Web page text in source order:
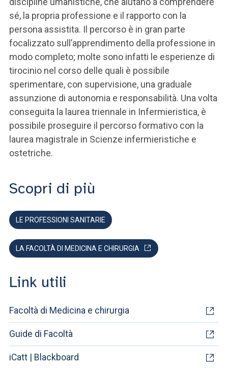
sé, la propria professione e il rapporto con la
persona assistita. Il percorso è in gran parte
focalizzato sull’apprendimento della professione in
modo completo; molte sono infatti le esperienze di
tirocinio nel corso delle quali è possibile
sperimentare, con supervisione, una graduale
assunzione di autonomia e responsabilità. Una volta
conseguita la laurea triennale in Infermieristica, è
possibile proseguire il percorso formativo con la
laurea magistrale in Scienze infermieristiche e
ostetriche.
Scopri di più
LE PROFESSIONI SANITARIE
LA FACOLTÀ DI MEDICINA E CHIRURGIA
Link utili
Facoltà di Medicina e chirurgia
Guide di Facoltà
iCatt | Blackboard